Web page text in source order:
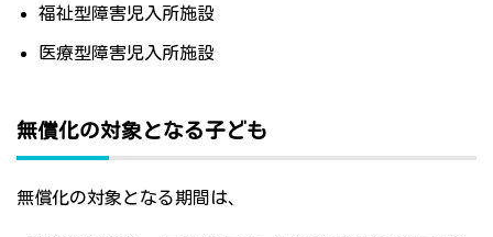
福祉型障害児入所施設
医療型障害児入所施設
無償化の対象となる子ども
無償化の対象となる期間は、